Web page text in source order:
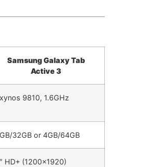
Samsung Galaxy Tab
Active 3
9810, 1.6GHz
32GB or 4GB/64GB
HD+ (1200×1920)